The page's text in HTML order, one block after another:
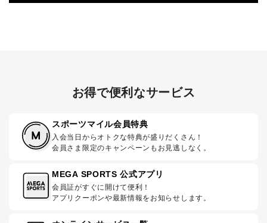
お得で便利なサービス
スポーツマイル会員特典
入会当日からオトクな特典が盛りだくさん！
会員さま限定のキャンペーンもお見逃しなく。
MEGA SPORTS 公式アプリ
会員証がすぐに開けて便利！
アプリクーポンや最新情報をお知らせします。